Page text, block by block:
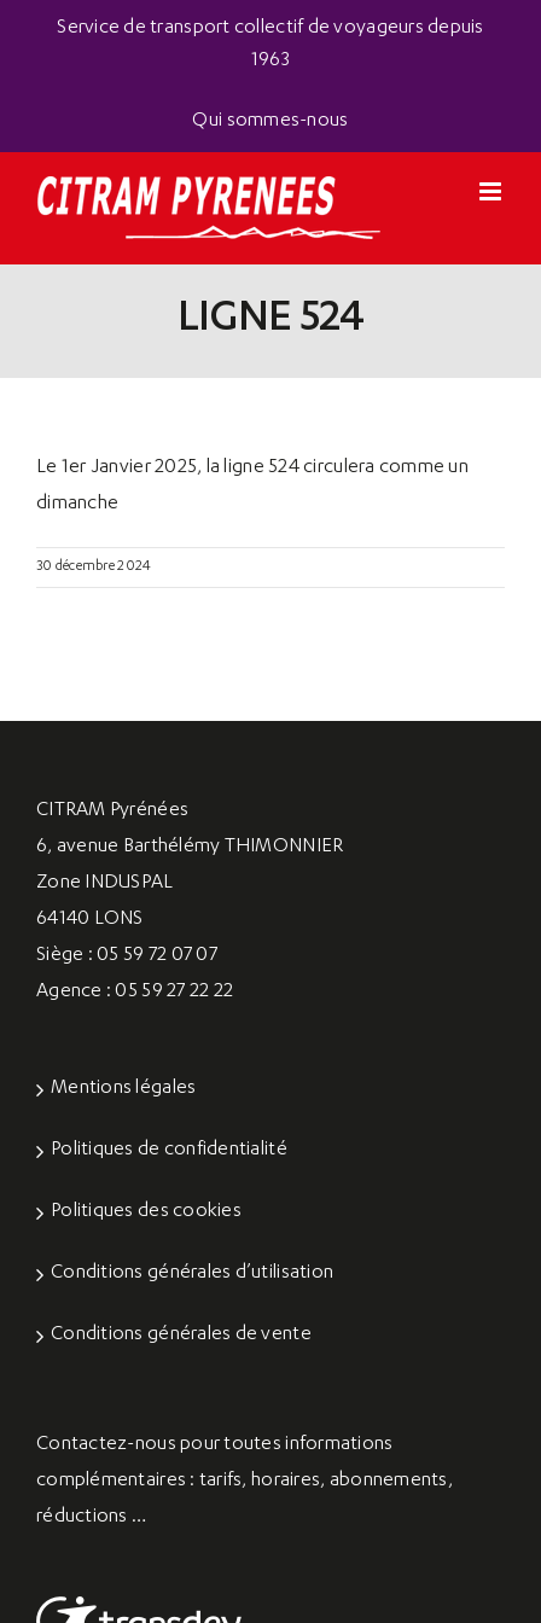
Service de transport collectif de voyageurs depuis
1963
Qui sommes-nous
LIGNE 524
Le 1er Janvier 2025, la ligne 524 circulera comme un
dimanche
30 décembre 2024
CITRAM Pyrénées
6, avenue Barthélémy THIMONNIER
Zone INDUSPAL
64140 LONS
Siège : 05 59 72 07 07
Agence : 05 59 27 22 22
Mentions légales
Politiques de confidentialité
Politiques des cookies
Conditions générales d’utilisation
Conditions générales de vente
Contactez-nous pour toutes informations
complémentaires : tarifs, horaires, abonnements,
réductions …
Panneau de gestion des cookies